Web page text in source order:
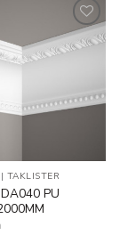
Legg til
| TAKLISTER
PU